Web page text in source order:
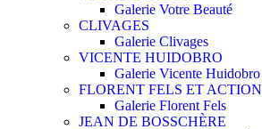
Galerie Votre Beauté
CLIVAGES
Galerie Clivages
VICENTE HUIDOBRO
Galerie Vicente Huidobro
FLORENT FELS ET ACTION
Galerie Florent Fels
JEAN DE BOSSCHÈRE